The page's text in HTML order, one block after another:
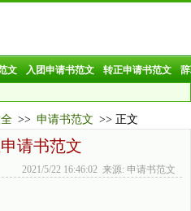
文 入团申请书范文 转正申请书范文
>> 申请书范文 >> 正文
请书范文
2021/5/22 16:46:02 来源: 申请书范文